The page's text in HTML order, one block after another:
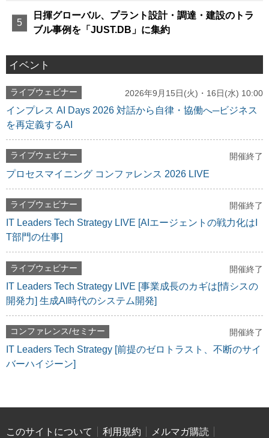
日揮グローバル、プラント設計・調達・建設のトラ
ブル事例を「JUST.DB」に集約
イベント
ライブウェビナー 2026年9月15日(火)・16日(水) 10:00
インプレス AI Days 2026 対話から自律・協働へ─ビジネス
を再定義するAI
ライブウェビナー 開催終了
プロセスマイニング コンファレンス 2026 LIVE
ライブウェビナー 開催終了
IT Leaders Tech Strategy LIVE [AIエージェントの戦力化はI
T部門の仕事]
ライブウェビナー 開催終了
IT Leaders Tech Strategy LIVE [事業成長のカギは[情シスの
開発力] 生成AI時代のシステム開発]
コンファレンス/セミナー 開催終了
IT Leaders Tech Strategy [前提のゼロトラスト、不断のサイ
バーハイジーン]
このサイトについて 利用規約
メルマガ購読